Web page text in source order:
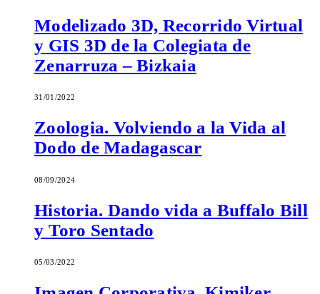
Modelizado 3D, Recorrido Virtual
y GIS 3D de la Colegiata de
Zenarruza – Bizkaia
31/01/2022
Zoologia. Volviendo a la Vida al
Dodo de Madagascar
08/09/2024
Historia. Dando vida a Buffalo Bill
y Toro Sentado
05/03/2022